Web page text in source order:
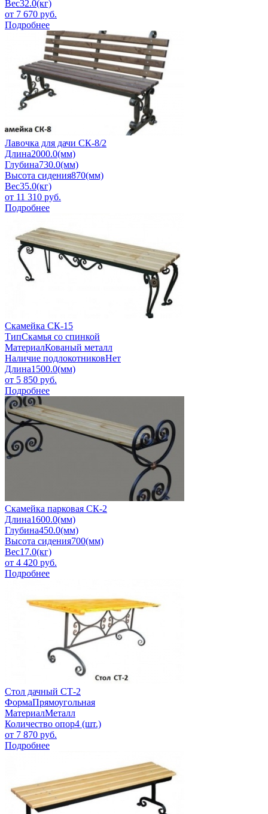
Вес32.0(кг)
от 7 670 руб.
Подробнее
Лавочка для дачи СК-8/2
Длина2000.0(мм)
Глубина730.0(мм)
Высота сидения870(мм)
Вес35.0(кг)
от 11 310 руб.
Подробнее
Скамейка СК-15
ТипСкамья со спинкой
МатериалКованый металл
Наличие подлокотниковНет
Длина1500.0(мм)
от 5 850 руб.
Подробнее
Скамейка парковая СК-2
Длина1600.0(мм)
Глубина450.0(мм)
Высота сидения700(мм)
Вес17.0(кг)
от 4 420 руб.
Подробнее
Стол дачный СТ-2
ФормаПрямоугольная
МатериалМеталл
Количество опор4 (шт.)
от 7 870 руб.
Подробнее